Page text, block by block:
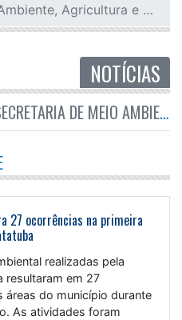
Agricultura e Pesca
NOTÍCIAS
DE MEIO AMBIENTE, AGRICULTURA E PESCA
27 ocorrências na primeira
realizadas pela
resultaram em 27
áreas do município durante
As atividades foram